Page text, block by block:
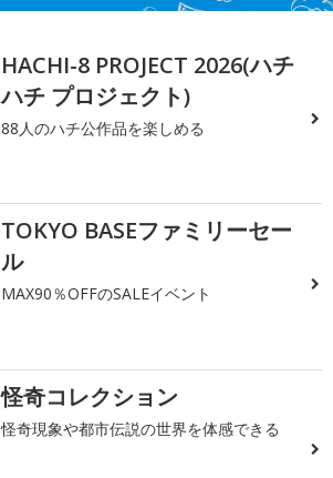
HACHI-8 PROJECT 2026(ハチ
ハチ プロジェクト)
88人のハチ公作品を楽しめる
TOKYO BASEファミリーセー
ル
MAX90％OFFのSALEイベント
怪奇コレクション
怪奇現象や都市伝説の世界を体感できる